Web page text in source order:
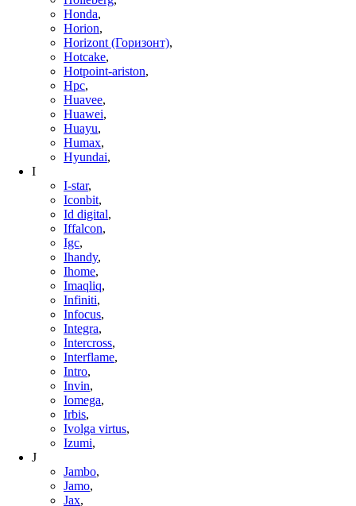
Honda,
Horion,
Horizont (Горизонт),
Hotcake,
Hotpoint-ariston,
Hpc,
Huavee,
Huawei,
Huayu,
Humax,
Hyundai,
I
I-star,
Iconbit,
Id digital,
Iffalcon,
Igc,
Ihandy,
Ihome,
Imaqliq,
Infiniti,
Infocus,
Integra,
Intercross,
Interflame,
Intro,
Invin,
Iomega,
Irbis,
Ivolga virtus,
Izumi,
J
Jambo,
Jamo,
Jax,